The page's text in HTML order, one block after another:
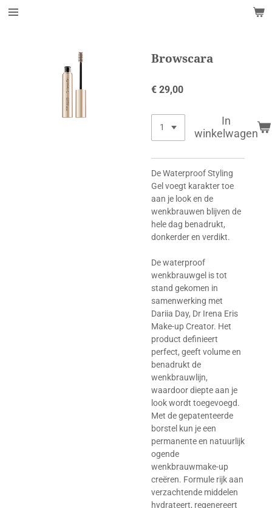
Ga
Browscara
€ 29,00
In
winkelwagen
De Waterproof Styling
Gel voegt karakter toe
aan je look en de
wenkbrauwen blijven de
hele dag benadrukt,
donkerder en verdikt.
De waterproof
wenkbrauwgel is tot
stand gekomen in
samenwerking met
Dariia Day, Dr Irena Eris
Make-up Creator. Het
product definieert
perfect, geeft volume en
benadrukt de
wenkbrauwlijn,
waardoor diepte aan je
look wordt toegevoegd.
Met de gepatenteerde
borstel kun je een
permanente en natuurlijk
ogende
wenkbrauwmake-up
creëren. Formule rijk aan
verzachtende middelen
hydrateert, regenereert